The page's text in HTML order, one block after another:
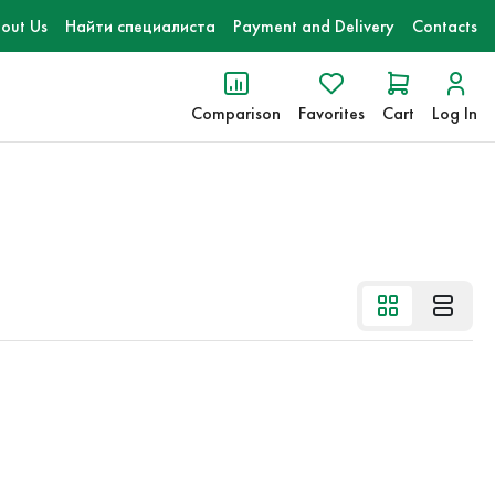
Us Найти специалиста Payment and Delivery Contacts
Comparison Favorites Cart Log In